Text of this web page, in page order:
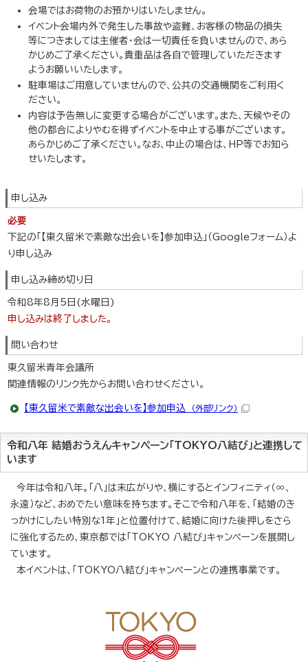
会場ではお荷物のお預かりはいたしません。
イベント会場内外で発生した事故や盗難、お客様の物品の損失
等につきましては主催者・会は一切責任を負いませんので、あら
かじめご了承ください。貴重品は各自で管理していただきます
ようお願いいたします。
駐車場はご用意していませんので、公共の交通機関をご利用く
ださい。
内容は予告無しに変更する場合がございます。また、天候やその
他の都合によりやむを得ずイベントを中止する事がございます。
あらかじめご了承ください。なお、中止の場合は、HP等でお知ら
せいたします。
申し込み
必要
下記の「【東久留米で素敵な出会いを】参加申込」（Googleフォーム）よ
り申し込み
申し込み締め切り日
令和8年8月5日(水曜日)
申し込みは終了しました。
問い合わせ
東久留米青年会議所
関連情報のリンク先からお問い合わせください。
【東久留米で素敵な出会いを】参加申込 （外部リンク）
令和八年 結婚おうえんキャンペーン「TOKYO八結び」と連携して
います
今年は令和八年。「八」は末広がりや、横にするとインフィニティ（∞、
永遠）など、おめでたい意味を持ちます。そこで令和八年を、「結婚のき
っかけにしたい特別な1年」と位置付けて、結婚に向けた後押しをさら
に強化するため、東京都では「TOKYO 八結び」キャンペーンを展開し
ています。
本イベントは、「TOKYO八結び」キャンペーンとの連携事業です。